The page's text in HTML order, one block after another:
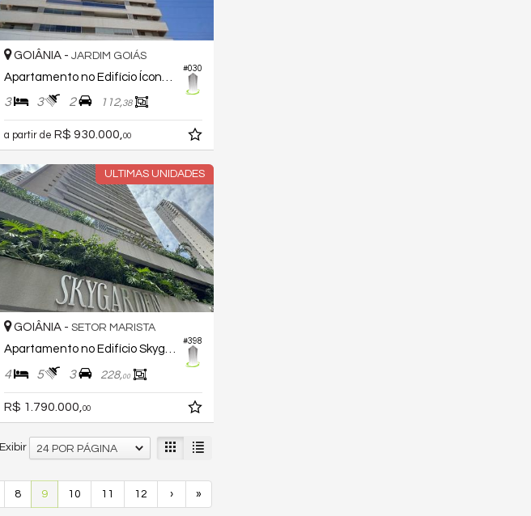
#030
GOIÂNIA - JARDIM GOIÁS
3 3 2 112,38
a partir de R$ 930.000,00
ULTIMAS UNIDADES
#398
GOIÂNIA - SETOR MARISTA
Apartamento no Edifício Skygarden Marista
4 5 3 228,00
R$ 1.790.000,00
Exibir 24 POR PÁGINA
8 9 10 11 12 › »